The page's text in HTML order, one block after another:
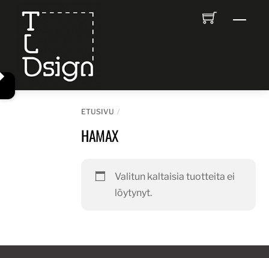
content
ETUSIVU
HAMAX
Valitun kaltaisia tuotteita ei
löytynyt.